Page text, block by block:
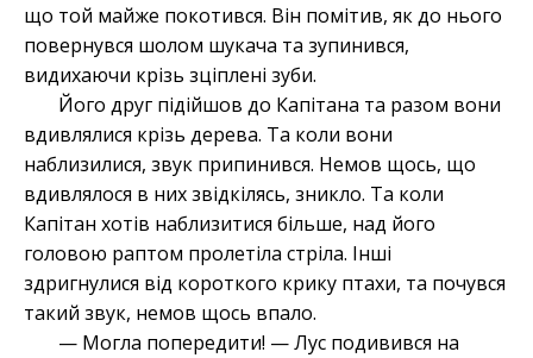
що той майже покотився. Він помітив, як до нього
повернувся шолом шукача та зупинився,
видихаючи крізь зціплені зуби.
Його друг підійшов до Капітана та разом вони
вдивлялися крізь дерева. Та коли вони
наблизилися, звук припинився. Немов щось, що
вдивлялося в них звідкілясь, зникло. Та коли
Капітан хотів наблизитися більше, над його
головою раптом пролетіла стріла. Інші
здригнулися від короткого крику птахи, та почувся
такий звук, немов щось впало.
— Могла попередити! — Лус подивився на